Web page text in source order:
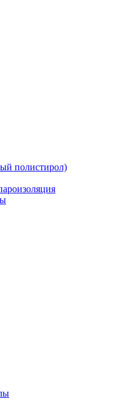
полистирол)